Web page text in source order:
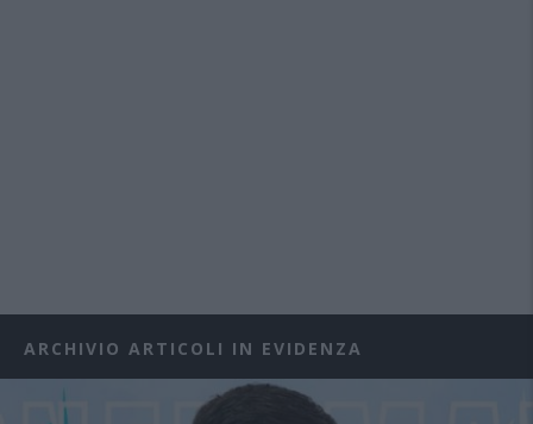
ARCHIVIO ARTICOLI IN EVIDENZA